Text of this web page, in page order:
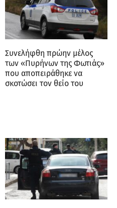
Συνελήφθη πρώην μέλος
των «Πυρήνων της Φωτιάς»
που αποπειράθηκε να
σκοτώσει τον θείο του